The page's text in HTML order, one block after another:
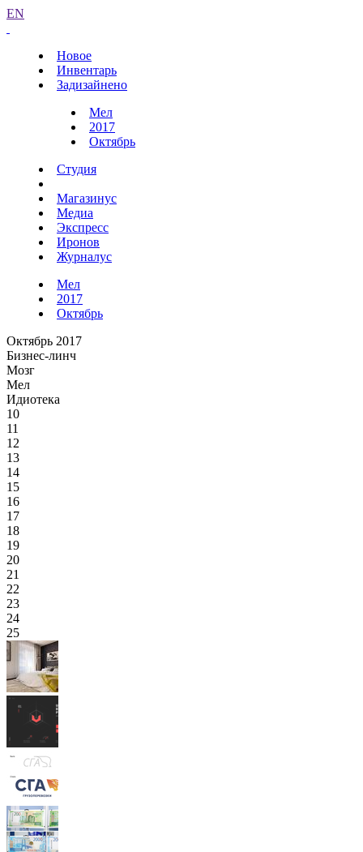
EN
Новое
Инвентарь
Задизайнено
Мел
2017
Октябрь
Студия
Магазинус
Медиа
Экспресс
Иронов
Журналус
Мел
2017
Октябрь
Октябрь 2017
Бизнес-линч
Мозг
Мел
Идиотека
10
11
12
13
14
15
16
17
18
19
20
21
22
23
24
25